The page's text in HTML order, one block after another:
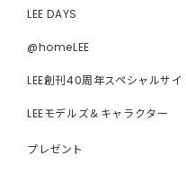
LEE DAYS
@homeLEE
LEE創刊40周年スペシャルサイ
LEEモデルズ＆キャラクター
プレゼント